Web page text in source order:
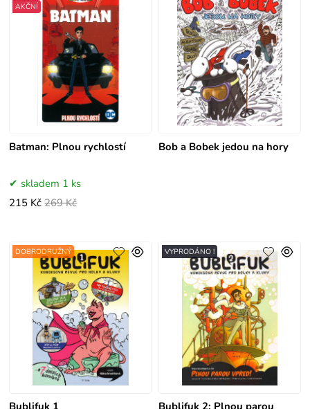
Batman: Plnou rychlostí
AKČNÍ
skladem 1 ks
215 Kč 269 Kč
Bob a Bobek jedou na hory
DOBRODRUŽNÝ VYPRODÁNO !